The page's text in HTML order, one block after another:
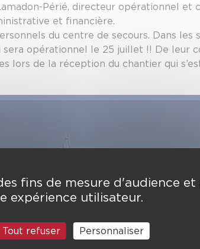
Périé, directeur opérationnel et
et financière.
du centre de secours. Dans les
opérationnel le 25 juillet !! De leur
de la réception du chantier qui
fins de mesure d'audience
expérience utilisateur.
Tout refuser Personnaliser